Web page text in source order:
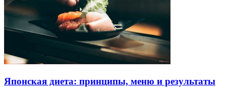
Японская диета: принципы, меню и результаты